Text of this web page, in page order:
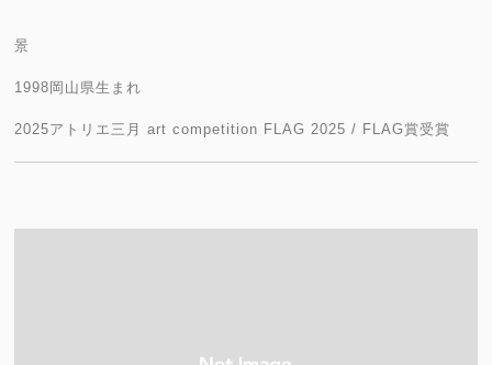
景
1998岡山県生まれ
2025アトリエ三月 art competition FLAG 2025 / FLAG賞受賞